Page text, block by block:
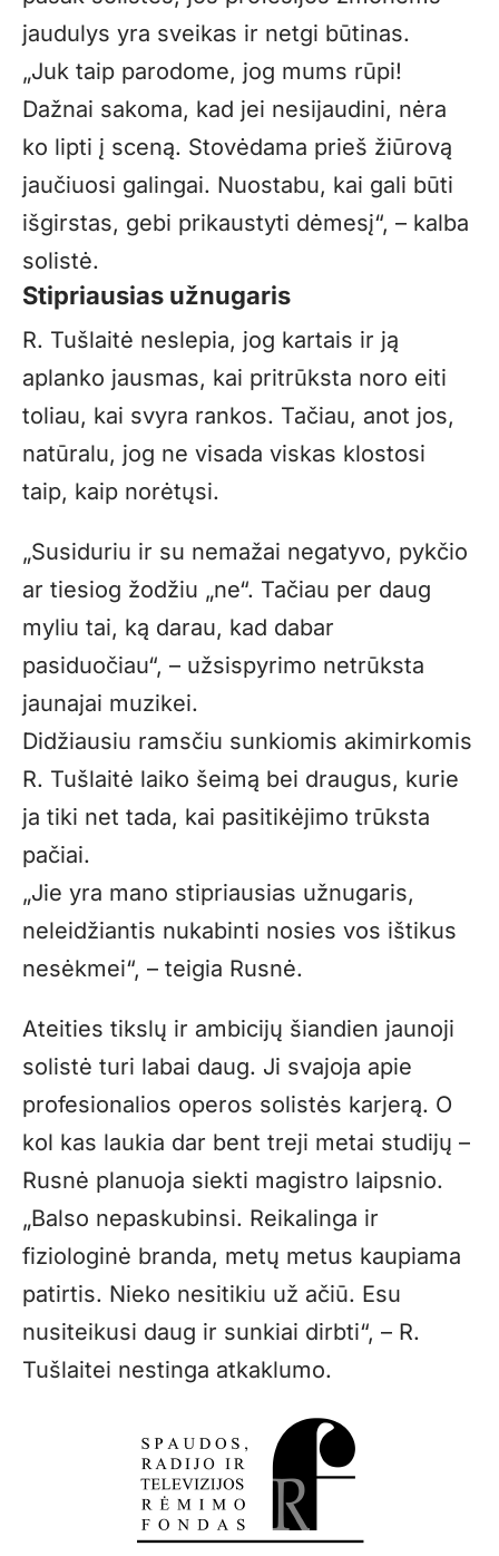
jaudulys yra sveikas ir netgi būtinas.
„Juk taip parodome, jog mums rūpi!
Dažnai sakoma, kad jei nesijaudini, nėra
ko lipti į sceną. Stovėdama prieš žiūrovą
jaučiuosi galingai. Nuostabu, kai gali būti
išgirstas, gebi prikaustyti dėmesį“, – kalba
solistė.
Stipriausias užnugaris
R. Tušlaitė neslepia, jog kartais ir ją
aplanko jausmas, kai pritrūksta noro eiti
toliau, kai svyra rankos. Tačiau, anot jos,
natūralu, jog ne visada viskas klostosi
taip, kaip norėtųsi.
„Susiduriu ir su nemažai negatyvo, pykčio
ar tiesiog žodžiu „ne“. Tačiau per daug
myliu tai, ką darau, kad dabar
pasiduočiau“, – užsispyrimo netrūksta
jaunajai muzikei.
Didžiausiu ramsčiu sunkiomis akimirkomis
R. Tušlaitė laiko šeimą bei draugus, kurie
ja tiki net tada, kai pasitikėjimo trūksta
pačiai.
„Jie yra mano stipriausias užnugaris,
neleidžiantis nukabinti nosies vos ištikus
nesėkmei“, – teigia Rusnė.
Ateities tikslų ir ambicijų šiandien jaunoji
solistė turi labai daug. Ji svajoja apie
profesionalios operos solistės karjerą. O
kol kas laukia dar bent treji metai studijų –
Rusnė planuoja siekti magistro laipsnio.
„Balso nepaskubinsi. Reikalinga ir
fiziologinė branda, metų metus kaupiama
patirtis. Nieko nesitikiu už ačiū. Esu
nusiteikusi daug ir sunkiai dirbti“, – R.
Tušlaitei nestinga atkaklumo.